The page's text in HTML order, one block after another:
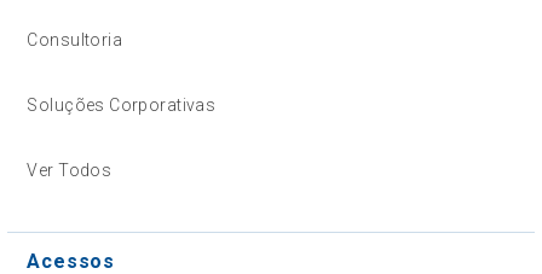
Consultoria
Soluções Corporativas
Ver Todos
Acessos